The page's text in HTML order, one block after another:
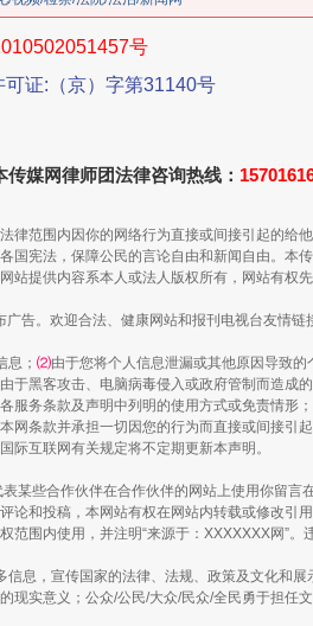
“谁都不怕”的他落
号
证:（京）字第31140号
媒网律师团法律咨询热线：
律范围内因你的网络行为直接或间接引起的给
国宪法，保障公民的言论自由和新闻自由。本
站提供内容系本人或法人版权所有，网站有权
告。欢迎合法、健康网站和报刊电视台友情链
息； ⑵由于您将个人信息泄漏或其他原因导致的
于黑客攻击、电脑病毒侵入或政府管制而造成
服务条款及声明中列明的使用方式或免责情形；
网条款并承担一切因您的行为而直接或间接引
际互联网有关规定将不定期更新本声明。
某些合作伙伴在合作伙伴的网站上使用你留言
论和投稿，本网站有权在网站内转载或修改引
围内使用，并注明“来源于：XXXXXXX网”。
息，宣传国家的法律、法规、政策及文化和展
现实意义；公众/公民/大众/民众/全民勇于担任